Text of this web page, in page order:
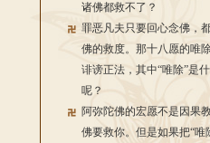
诸佛都救不了？
罪恶凡夫只要回心念佛，
佛的救度。那十八愿的唯
诽谤正法，其中“唯除”是
呢？
阿弥陀佛的宏愿不是因果
佛要救你。但是如果把“唯